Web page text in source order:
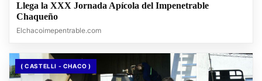
Llega la XXX Jornada Apícola del Impenetrable
Chaqueño
Elchacoimepentrable.com
( CASTELLI - CHACO )